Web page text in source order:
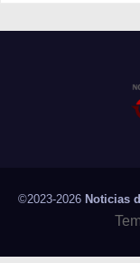
©2023-2026 Noticias